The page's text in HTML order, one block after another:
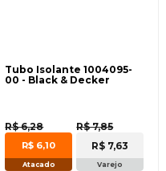
Tubo Isolante 1004095-
00 - Black & Decker
R$ 6,28
R$ 6,10
Atacado
R$ 7,85
R$ 7,63
Varejo